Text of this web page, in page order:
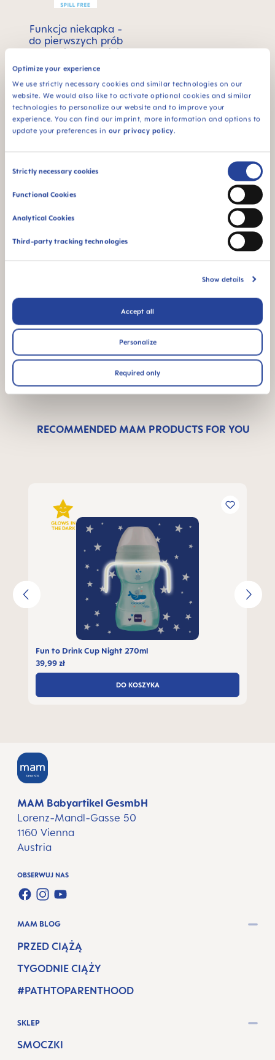
Optimize your experience
We use strictly necessary cookies and similar technologies on our
website. We would also like to activate optional cookies and similar
technologies to personalize our website and to improve your
experience. You can find our imprint, more information and options to
update your preferences in our privacy policy.
Consent
Strictly necessary cookies
Functional Cookies
Analytical Cookies
Third-party tracking technologies
Show details
Accept all
Personalize
Required only
Funkcja niekapka -
do pierwszych prób
samodzielnego picia
FAQ
to the drinking cup?
Dlaczego produkty wolne od BPA i BPS?
Wyślij nam wiadomość, a wkrótce się z Tobą
RECOMMENDED MAM PRODUCTS FOR YOU
Fun to Drink Cup Night 270ml
39,99 zł
DO KOSZYKA
MAM Babyartikel GesmbH
Lorenz-Mandl-Gasse 50
1160 Vienna
Austria
OBSERWUJ NAS
FACEBOOK
INSTAGRAM
YOUTUBE
MAM BLOG
PRZED CIĄŻĄ
TYGODNIE CIĄŻY
#PATHTOPARENTHOOD
SKLEP
SMOCZKI